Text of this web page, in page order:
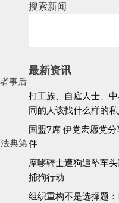
事后
典第
搜索新闻
最新资讯
打工族、自雇人士、
同的人该找什么样的私
国盟7席 伊党宏愿党
伴
摩哆骑士遭狗追坠车
捕狗行动
组织重构不是选择题